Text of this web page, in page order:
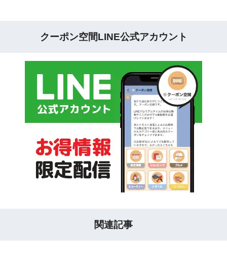
クーポン空間LINE公式アカウント
関連記事